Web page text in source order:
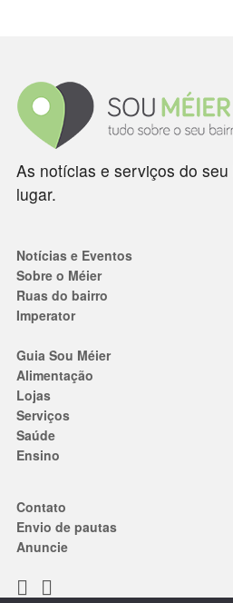
As notícias e serviços do
lugar.
Notícias e Eventos
Sobre o Méier
Ruas do bairro
Imperator
Guia Sou Méier
Alimentação
Lojas
Serviços
Saúde
Ensino
Contato
Envio de pautas
Anuncie